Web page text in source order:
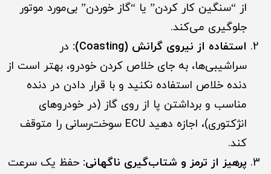
از “سنگین کار کردن” یا “گاز خوردن” بی‌مورد موتور
جلوگیری می‌کند.
استفاده از نیروی گرانش (Coasting):
در
سراشیبی‌ها، به جای خلاص کردن خودرو، بهتر است از
دنده خلاص استفاده نکنید و با قرار دادن در دنده
مناسب و برداشتن پا از روی گاز (در خودروهای
انژکتوری)، اجازه دهید ECU سوخت‌رسانی را متوقف
کند.
پرهیز از ترمز و شتاب‌گیری ناگهانی: حفظ یک سرعت